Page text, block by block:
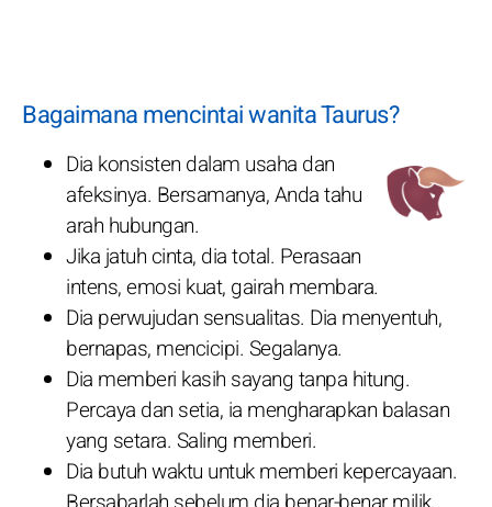
Bagaimana mencintai wanita Taurus?
Dia konsisten dalam usaha dan
afeksinya. Bersamanya, Anda tahu
arah hubungan.
Jika jatuh cinta, dia total. Perasaan
intens, emosi kuat, gairah membara.
Dia perwujudan sensualitas. Dia menyentuh,
bernapas, mencicipi. Segalanya.
Dia memberi kasih sayang tanpa hitung.
Percaya dan setia, ia mengharapkan balasan
yang setara. Saling memberi.
Dia butuh waktu untuk memberi kepercayaan.